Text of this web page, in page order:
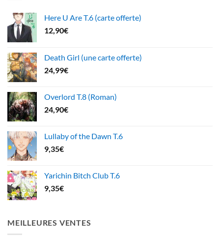
Here U Are T.6 (carte offerte)
12,90€
Death Girl (une carte offerte)
24,99€
Overlord T.8 (Roman)
24,90€
Lullaby of the Dawn T.6
9,35€
Yarichin Bitch Club T.6
9,35€
MEILLEURES VENTES